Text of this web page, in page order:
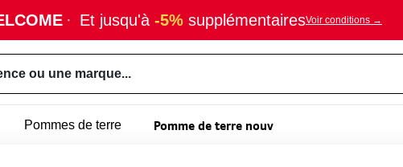
· Et jusqu'à -5% supplémentairesVoir conditions →
ou une marque...
Pommes de terre Pomme de terre nouv